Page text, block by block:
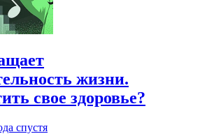
жизни.
свое здоровье?
спустя